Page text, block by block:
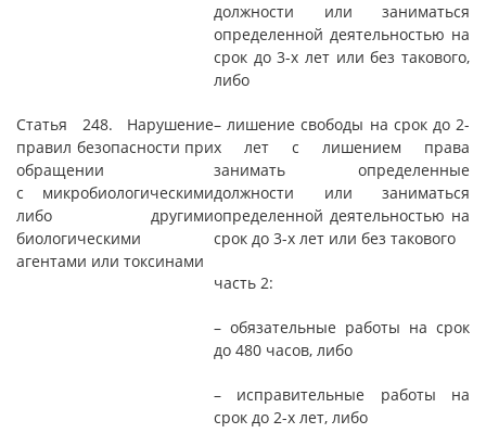
Статья 248. Нарушение
правил безопасности при
обращении
с микробиологическими
либо другими
биологическими
агентами или токсинами
должности или заниматься
определенной деятельностью на
срок до 3-х лет или без такового,
либо
– лишение свободы на срок до 2-
х лет с лишением права
занимать определенные
должности или заниматься
определенной деятельностью на
срок до 3-х лет или без такового
часть 2:
– обязательные работы на срок
до 480 часов, либо
– исправительные работы на
срок до 2-х лет, либо